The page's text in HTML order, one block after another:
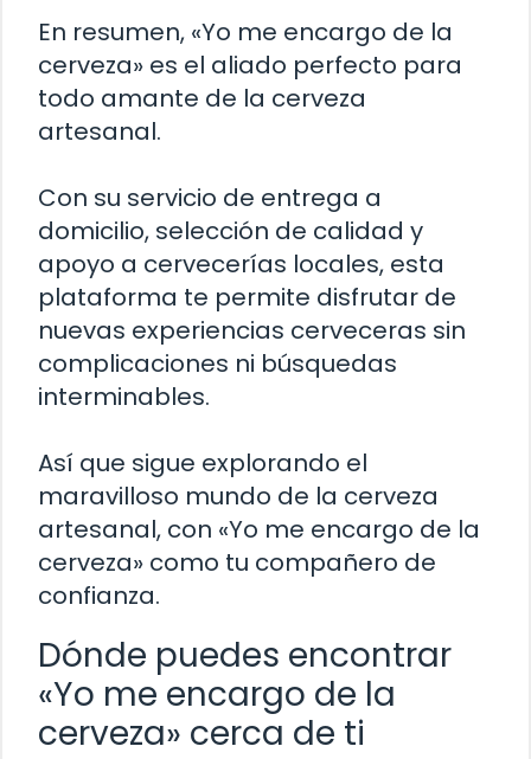
En resumen, «Yo me encargo de la
cerveza» es el aliado perfecto para
todo amante de la cerveza
artesanal.
Con su servicio de entrega a
domicilio, selección de calidad y
apoyo a cervecerías locales, esta
plataforma te permite disfrutar de
nuevas experiencias cerveceras sin
complicaciones ni búsquedas
interminables.
Así que sigue explorando el
maravilloso mundo de la cerveza
artesanal, con «Yo me encargo de la
cerveza» como tu compañero de
confianza.
Dónde puedes encontrar
«Yo me encargo de la
cerveza» cerca de ti